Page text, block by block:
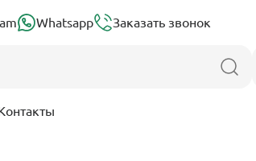
Whatsapp Заказать звонок